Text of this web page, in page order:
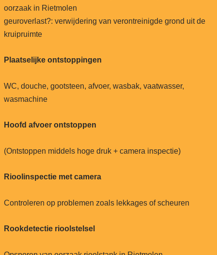
oorzaak in Rietmolen
geuroverlast?: verwijdering van verontreinigde grond uit de
kruipruimte
Plaatselijke ontstoppingen
WC, douche, gootsteen, afvoer, wasbak, vaatwasser,
wasmachine
Hoofd afvoer ontstoppen
(Ontstoppen middels hoge druk + camera inspectie)
Rioolinspectie met camera
Controleren op problemen zoals lekkages of scheuren
Rookdetectie rioolstelsel